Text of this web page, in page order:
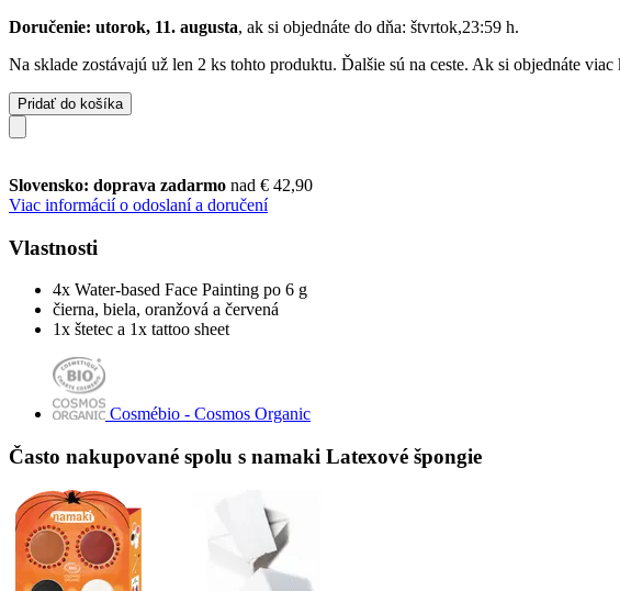
Doručenie: utorok, 11. augusta, ak si objednáte do dňa: štvrtok,23:59 h.
Na sklade zostávajú už len 2 ks tohto produktu. Ďalšie sú na ceste. Ak si objednáte
Pridať do košíka
Slovensko: doprava zadarmo nad € 42,90
Viac informácií o odoslaní a doručení
Vlastnosti
4x Water-based Face Painting po 6 g
čierna, biela, oranžová a červená
1x štetec a 1x tattoo sheet
Cosmébio - Cosmos Organic
Často nakupované spolu s namaki Latexové špongie